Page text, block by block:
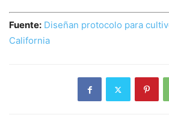
Fuente: Diseñan protocolo para
California